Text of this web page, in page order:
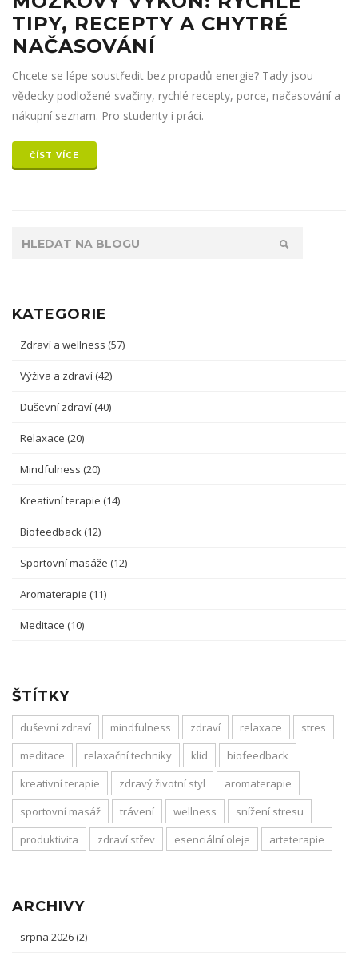
TIPY, RECEPTY A CHYTRÉ
NAČASOVÁNÍ
Chcete se lépe soustředit bez propadů energie? Tady jsou
vědecky podložené svačiny, rychlé recepty, porce, načasování a
nákupní seznam. Pro studenty i práci.
ČÍST VÍCE
KATEGORIE
Zdraví a wellness (57)
Výživa a zdraví (42)
Duševní zdraví (40)
Relaxace (20)
Mindfulness (20)
Kreativní terapie (14)
Biofeedback (12)
Sportovní masáže (12)
Aromaterapie (11)
Meditace (10)
ŠTÍTKY
duševní zdraví mindfulness zdraví relaxace
stres
meditace
relaxační techniky klid
biofeedback
kreativní terapie
zdravý životní styl
aromaterapie
sportovní masáž
trávení wellness
snížení stresu
produktivita
zdraví střev esenciální oleje arteterapie
ARCHIVY
srpna 2026 (2)